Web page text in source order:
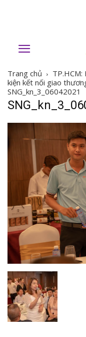
Trang chủ
kiện kết nối giao
SNG_kn_3_06042021